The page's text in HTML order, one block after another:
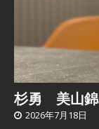
杉勇 美山
2026年7月18日